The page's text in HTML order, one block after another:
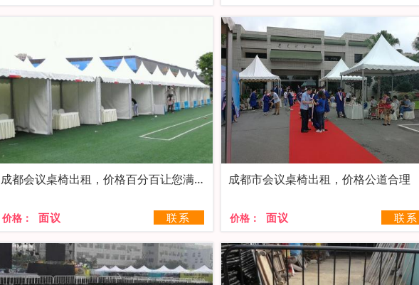
成都会议桌椅出租，价格百分百让您满意
价格： 面议 联系
成都市会议桌椅出租，价格公道合理
价格： 面议 联系